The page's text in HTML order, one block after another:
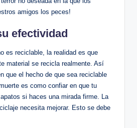
amigos los peces!
efectividad
es reciclable, la realidad es que
material se recicla realmente. Así
que el hecho de que sea reciclable
es como confiar en que tu
si haces una mirada firme. La
necesita mejorar. Esto se debe